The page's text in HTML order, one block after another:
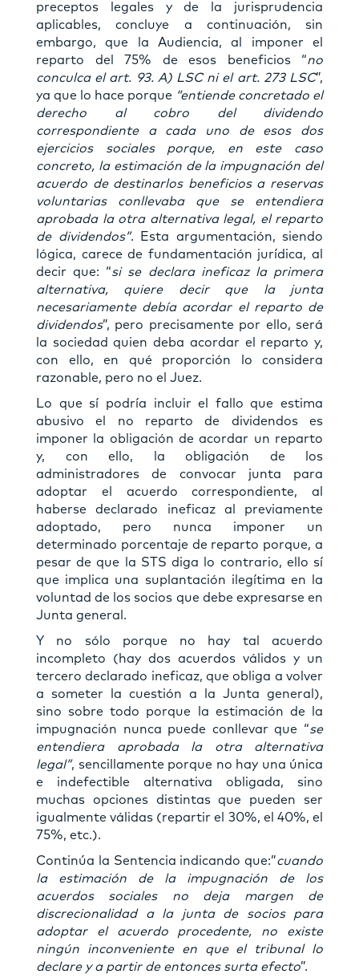
preceptos legales y de la jurisprudencia
aplicables, concluye a continuación, sin
embargo, que la Audiencia, al imponer el
reparto del 75% de esos beneficios “no
conculca el art. 93. A) LSC ni el art. 273 LSC”,
ya que lo hace porque “entiende concretado el
derecho al cobro del dividendo
correspondiente a cada uno de esos dos
ejercicios sociales porque, en este caso
concreto, la estimación de la impugnación del
acuerdo de destinarlos beneficios a reservas
voluntarias conllevaba que se entendiera
aprobada la otra alternativa legal, el reparto
de dividendos”. Esta argumentación, siendo
lógica, carece de fundamentación jurídica, al
decir que: “si se declara ineficaz la primera
alternativa, quiere decir que la junta
necesariamente debía acordar el reparto de
dividendos”, pero precisamente por ello, será
la sociedad quien deba acordar el reparto y,
con ello, en qué proporción lo considera
razonable, pero no el Juez.
Lo que sí podría incluir el fallo que estima
abusivo el no reparto de dividendos es
imponer la obligación de acordar un reparto
y, con ello, la obligación de los
administradores de convocar junta para
adoptar el acuerdo correspondiente, al
haberse declarado ineficaz al previamente
adoptado, pero nunca imponer un
determinado porcentaje de reparto porque, a
pesar de que la STS diga lo contrario, ello sí
que implica una suplantación ilegítima en la
voluntad de los socios que debe expresarse en
Junta general.
Y no sólo porque no hay tal acuerdo
incompleto (hay dos acuerdos válidos y un
tercero declarado ineficaz, que obliga a volver
a someter la cuestión a la Junta general),
sino sobre todo porque la estimación de la
impugnación nunca puede conllevar que “se
entendiera aprobada la otra alternativa
legal”, sencillamente porque no hay una única
e indefectible alternativa obligada, sino
muchas opciones distintas que pueden ser
igualmente válidas (repartir el 30%, el 40%, el
75%, etc.).
Continúa la Sentencia indicando que:”cuando
la estimación de la impugnación de los
acuerdos sociales no deja margen de
discrecionalidad a la junta de socios para
adoptar el acuerdo procedente, no existe
ningún inconveniente en que el tribunal lo
declare y a partir de entonces surta efecto”.